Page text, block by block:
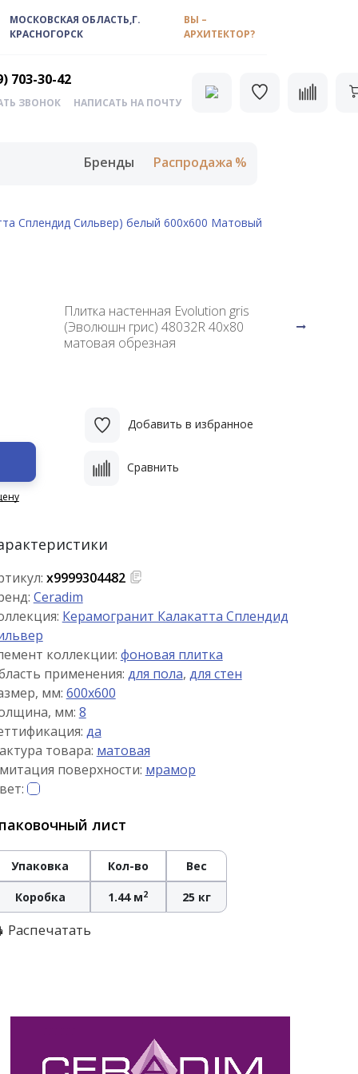
МОСКОВСКАЯ ОБЛАСТЬ,Г.
КРАСНОГОРСК
ВЫ –
АРХИТЕКТОР?
703-30-42
ЗВОНОК НАПИСАТЬ НА ПОЧТУ
Бренды Распродажа
Сплендид Сильвер) белый 600х600 Матовый
Плитка настенная Evolution gris
(Эволюшн грис) 48032R 40x80
матовая обрезная
Добавить в избранное
Сравнить
х9999304482
Ceradim
Керамогранит Калакатта Сплендид
коллекции: фоновая плитка
применения: для пола, для стен
мм: 600x600
мм: 8
да
товара: матовая
поверхности: мрамор
лист
Упаковка Кол-во Вес
Коробка 1.44 м2 25 кг
Распечатать